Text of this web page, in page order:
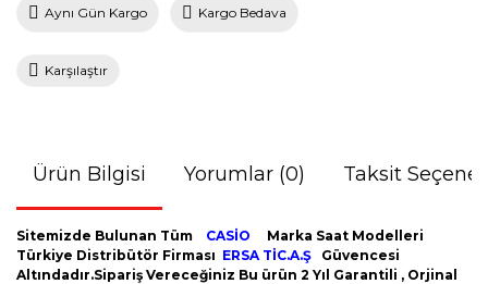
Aynı Gün Kargo Kargo Bedava
Karşılaştır
Ürün Bilgisi Yorumlar (0) Taksit
Sitemizde Bulunan Tüm CASİO
Marka Saat Modelleri
Türkiye Distribütör Firması ERSA TİC.A.Ş
Güvencesi
Altındadır.Sipariş Vereceğiniz Bu ürün 2 Yıl Garantili , Orjinal